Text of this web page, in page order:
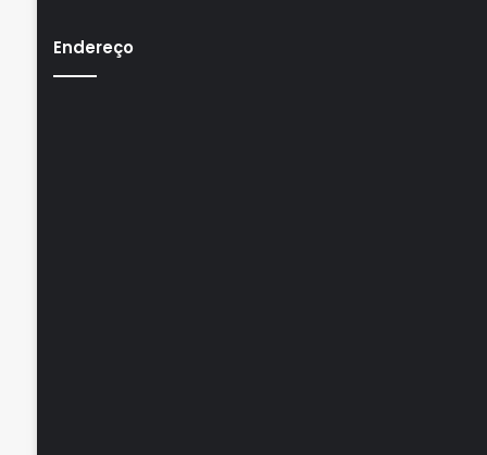
Endereço